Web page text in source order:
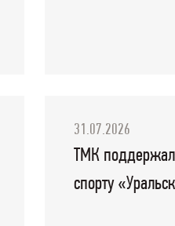
31.07.2026
ТМК
спорту